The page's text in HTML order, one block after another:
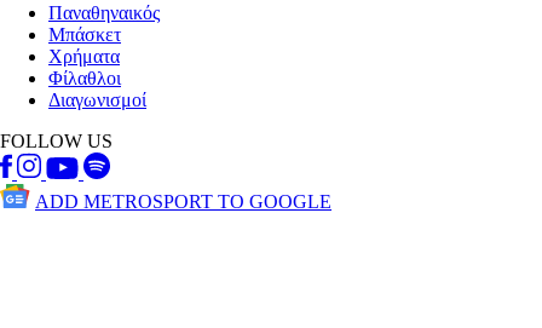
Παναθηναικός
Μπάσκετ
Χρήματα
Φίλαθλοι
Διαγωνισμοί
FOLLOW US
ADD METROSPORT TO GOOGLE